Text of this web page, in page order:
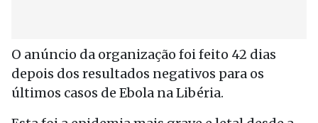
O anúncio da organização foi feito 42 dias
depois dos resultados negativos para os
últimos casos de Ebola na Libéria.